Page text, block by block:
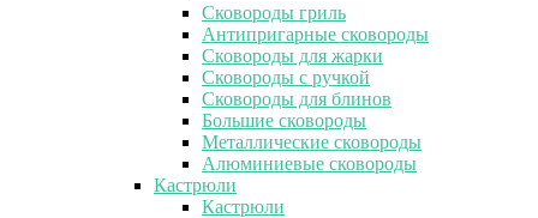
Сковороды гриль
Антипригарные сковороды
Сковороды для жарки
Сковороды с ручкой
Сковороды для блинов
Большие сковороды
Металлические сковороды
Алюминиевые сковороды
Кастрюли
Кастрюли